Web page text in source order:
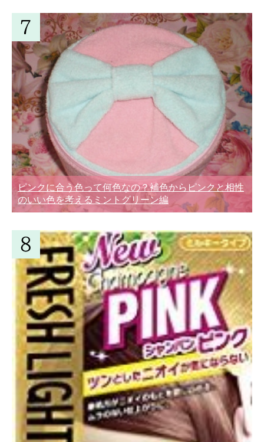
ピンクに合う色って何色なの？補色からピンクと相性
のいい色を考えるミントグリーン編